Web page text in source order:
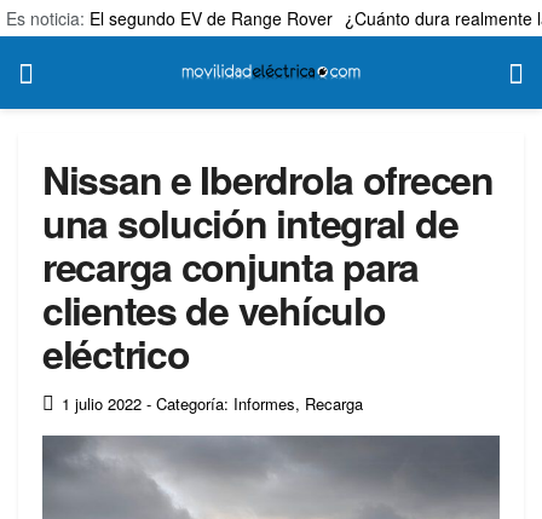
Es noticia: El segundo EV de Range Rover ¿Cuánto dura realmente
Nissan e Iberdrola ofrecen
una solución integral de
recarga conjunta para
clientes de vehículo
eléctrico
1 julio 2022 - Categoría: Informes, Recarga